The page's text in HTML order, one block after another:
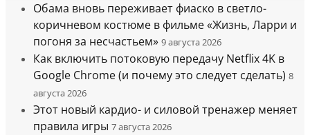
Обама вновь переживает фиаско в светло-
коричневом костюме в фильме «Жизнь, Ларри и
погоня за несчастьем» 9 августа 2026
Как включить потоковую передачу Netflix 4K в
Google Chrome (и почему это следует сделать) 8
августа 2026
Этот новый кардио- и силовой тренажер меняет
правила игры 7 августа 2026